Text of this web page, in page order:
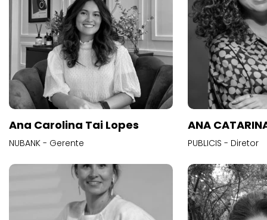
Ana Carolina Tai Lopes
NUBANK - Gerente
ANA
PUBLICIS - Diretor